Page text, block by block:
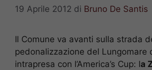
19 Aprile 2012 di Bruno De Santis
Il Comune va avanti sulla strada
pedonalizzazione del Lungomare
intrapresa con l’America’s Cup: la